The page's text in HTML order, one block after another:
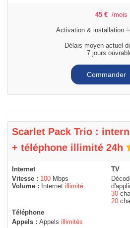
45 € /mois
Activation & installation
Délais moyen actuel
7 jours
Commander
Scarlet Pack Trio :
+ téléphone illimité 24h
Internet
Vitesse : 100 Mbps
Volume :
Internet illimité
TV
30
20
Téléphone
Appels : Appels illimités